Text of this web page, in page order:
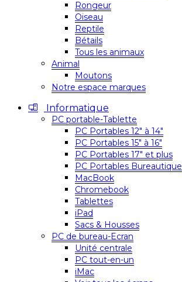
Rongeur
Oiseau
Reptile
Bétails
Tous les animaux
Animal
Moutons
Notre espace marques
Informatique
PC portable-Tablette
PC Portables 12″ à 14″
PC Portables 15″ à 16″
PC Portables 17″ et plus
PC Portables Bureautique
MacBook
Chromebook
Tablettes
iPad
Sacs & Housses
PC de bureau-Ecran
Unité centrale
PC tout-en-un
iMac